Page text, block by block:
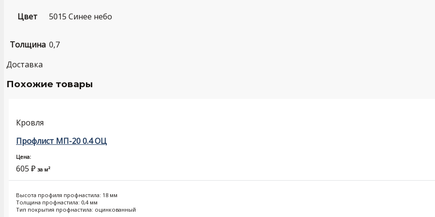
Цвет 5015 Синее небо
Толщина 0,7
Доставка
Похожие товары
Кровля
Профлист МП-20 0.4 ОЦ
Цена:
605 ₽ за м²
Высота профиля профнастила: 18 мм
Толщина профнастила: 0,4 мм
Тип покрытия профнастила: оцинкованный